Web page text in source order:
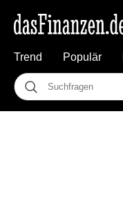
Trend Populär